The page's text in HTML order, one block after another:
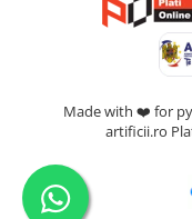
Made with ❤️ for
artificii.ro